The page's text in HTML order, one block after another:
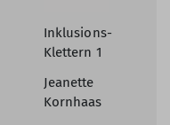
Inklusions-
Klettern 1
Jeanette
Kornhaas